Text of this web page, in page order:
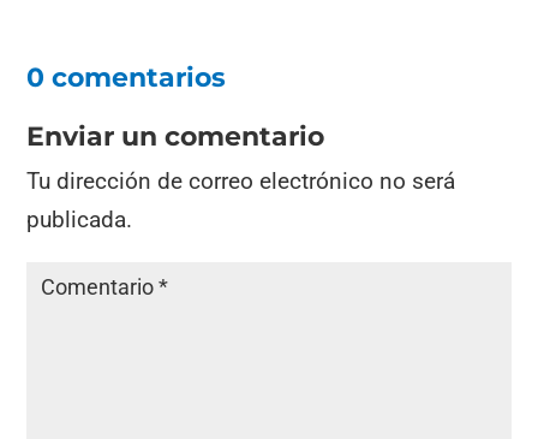
0 comentarios
Enviar un comentario
Tu dirección de correo electrónico no será
publicada.